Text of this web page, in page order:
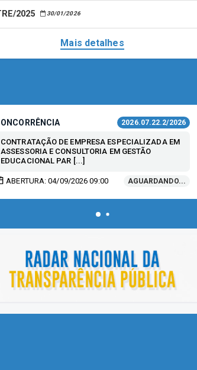
2025 30/01/2026
Mais detalhes
2026.07.22.2/2026
CONTRATAÇÃO DE EMPRESA ESPECIALIZADA EM
ASSESSORIA E CONSULTORIA EM GESTÃO
EDUCACIONAL PAR [...]
ABERTURA: 04/09/2026 09:00 AGUARDANDO...